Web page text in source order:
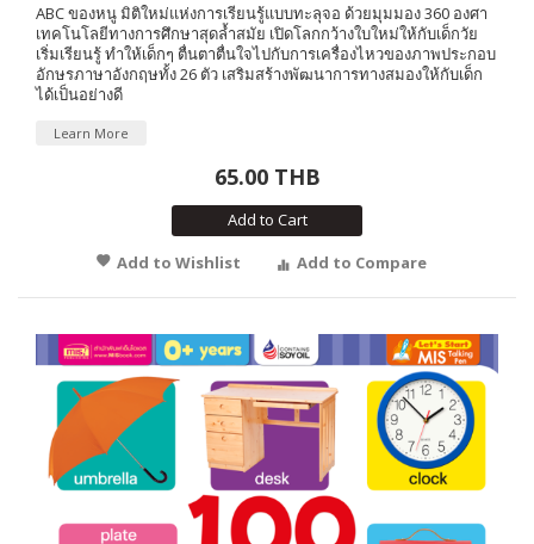
ABC ของหนู มิติใหม่แห่งการเรียนรู้แบบทะลุจอ ด้วยมุมมอง 360 องศา
เทคโนโลยีทางการศึกษาสุดล้ำสมัย เปิดโลกกว้างใบใหม่ให้กับเด็กวัย
เริ่มเรียนรู้ ทำให้เด็กๆ ตื่นตาตื่นใจไปกับการเครื่องไหวของภาพประกอบ
อักษรภาษาอังกฤษทั้ง 26 ตัว เสริมสร้างพัฒนาการทางสมองให้กับเด็ก
ได้เป็นอย่างดี
Learn More
65.00 THB
Add to Cart
Add to Wishlist
Add to Compare